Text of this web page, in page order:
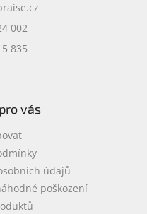
002
835
vás
údajů
poškození